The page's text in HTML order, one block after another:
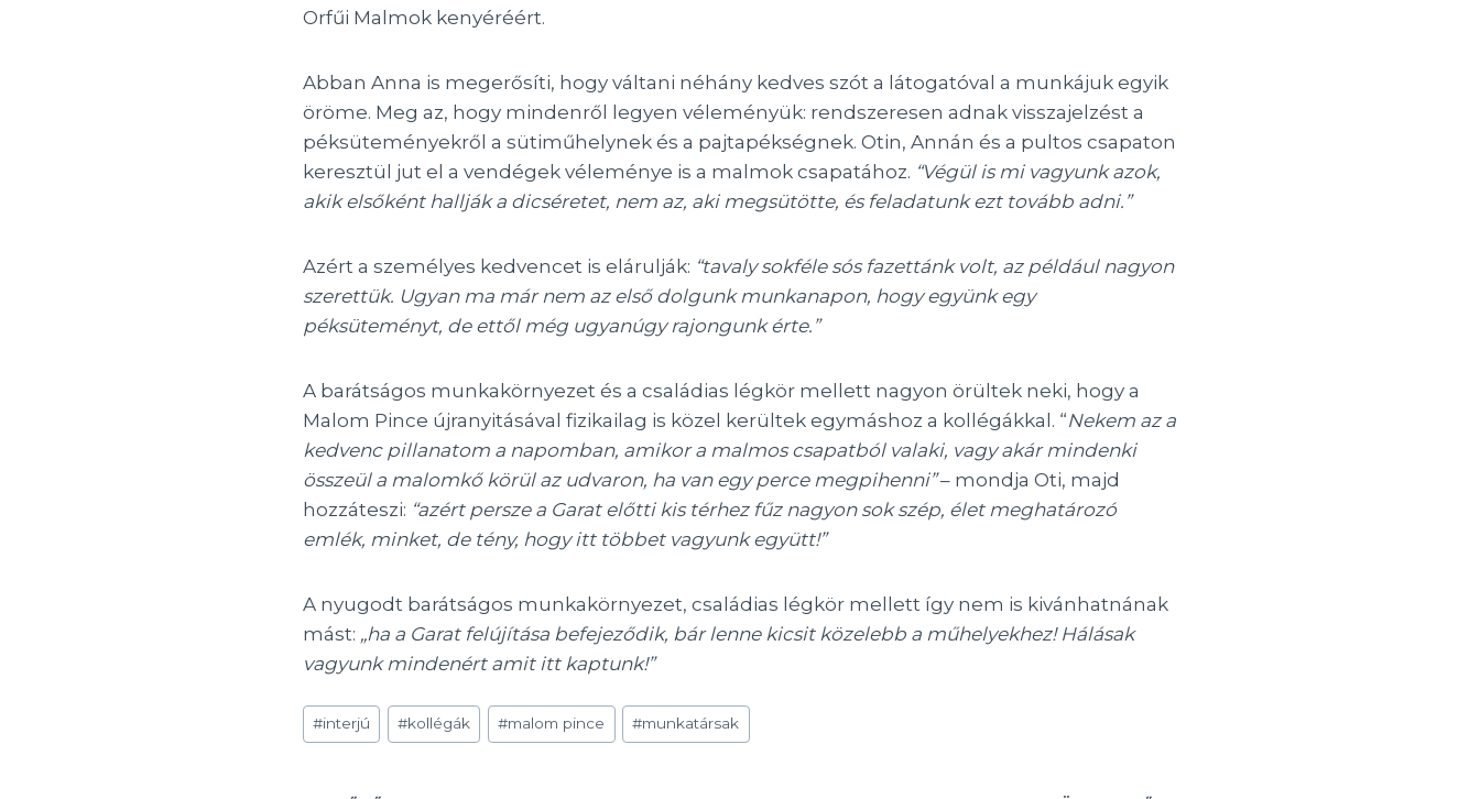
Orfűi Malmok kenyéréért.
Abban Anna is megerősíti, hogy váltani néhány kedves szót a látogatóval a munkájuk egyik
öröme. Meg az, hogy mindenről legyen véleményük: rendszeresen adnak visszajelzést a
péksüteményekről a sütiműhelynek és a pajtapékségnek. Otin, Annán és a pultos csapaton
keresztül jut el a vendégek véleménye is a malmok csapatához. “Végül is mi vagyunk azok,
akik elsőként hallják a dicséretet, nem az, aki megsütötte, és feladatunk ezt tovább adni.”
Azért a személyes kedvencet is elárulják: “tavaly sokféle sós fazettánk volt, az például nagyon
szerettük. Ugyan ma már nem az első dolgunk munkanapon, hogy együnk egy
péksüteményt, de ettől még ugyanúgy rajongunk érte.”
A barátságos munkakörnyezet és a családias légkör mellett nagyon örültek neki, hogy a
Malom Pince újranyitásával fizikailag is közel kerültek egymáshoz a kollégákkal. “Nekem az a
kedvenc pillanatom a napomban, amikor a malmos csapatból valaki, vagy akár mindenki
összeül a malomkő körül az udvaron, ha van egy perce megpihenni”– mondja Oti, majd
hozzáteszi: “azért persze a Garat előtti kis térhez fűz nagyon sok szép, élet meghatározó
emlék, minket, de tény, hogy itt többet vagyunk együtt!”
A nyugodt barátságos munkakörnyezet, családias légkör mellett így nem is kivánhatnának
mást: „ha a Garat felújítása befejeződik, bár lenne kicsit közelebb a műhelyekhez! Hálásak
vagyunk mindenért amit itt kaptunk!”
Post
Tags:
#interjú #kollégák #malom pince #munkatársak